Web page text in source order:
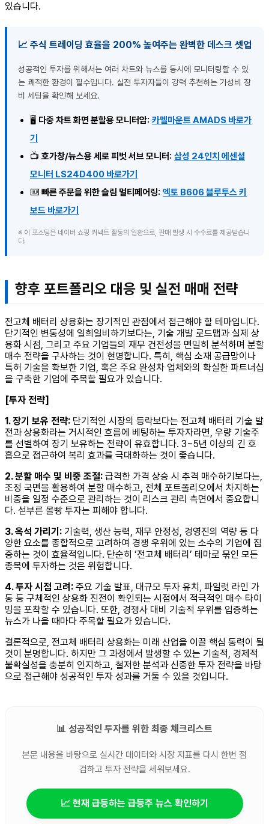
있습니다.
📈 주식 트레이딩 효율을 200% 높여주는 완벽한 데스크 셋업
성공적인 투자를 위해서는 여러 차트와 뉴스를 동시에 모니터링할 수 있
는 쾌적한 환경이 필수입니다. 실전 투자자들이 강력 추천하는 가성비 장
비 세팅을 확인해 보세요.
🖥️ 다중 차트 화면 분할용 모니터암: 카멜마운트 AMADS 바로가
기
📺 호가창/뉴스용 세로 피벗 서브 모니터: 삼성 24인치 에센셜
모니터 LS24D400 바로가기
⌨️ 빠른 주문을 위한 슬림 멀티페어링: 엑토 B606 블루투스 키
보드 바로가기
※ 이 포스팅은 네이버 쇼핑 커넥트 활동의 일환으로, 판매 발생 시 수수료를 제공받습니
다.
향후 포트폴리오 대응 및 실전 매매 전략
전고체 배터리 상용화는 장기적인 관점에서 접근해야 할 테마입니다.
단기적인 변동성에 일희일비하기보다는, 기술 개발 로드맵과 실제 상
용화 시점, 그리고 주요 기업들의 재무 건전성을 면밀히 분석하며 분할
매수 전략을 구사하는 것이 현명합니다. 특히, 핵심 소재 공급망이나
특허 기술을 확보한 기업, 혹은 주요 완성차 업체와의 확실한 파트너십
을 구축한 기업에 주목할 필요가 있습니다.
[투자 전략]
1. 장기 보유 전략: 단기적인 시장의 등락보다는 전고체 배터리 기술 발
전과 상용화라는 거시적인 흐름에 베팅하는 투자자라면, 우량 기술주
를 선별하여 장기 보유하는 전략이 유효합니다. 3~5년 이상의 긴 호
흡으로 접근하여 복리 효과를 극대화하는 것이 좋습니다.
2. 분할 매수 및 비중 조절: 급격한 가격 상승 시 추격 매수하기보다는,
조정 국면을 활용하여 분할 매수하고, 전체 포트폴리오에서 차지하는
비중을 일정 수준으로 관리하는 것이 리스크 관리 측면에서 중요합니
다. 섣부른 몰빵 투자는 피해야 합니다.
3. 옥석 가리기: 기술력, 생산 능력, 재무 안정성, 경영진의 역량 등 다
양한 요소를 종합적으로 고려하여 경쟁 우위에 있는 소수의 기업에 집
중하는 것이 효율적입니다. 단순히 ‘전고체 배터리’ 테마로 묶인 모든
종목에 투자하는 것은 위험합니다.
4. 투자 시점 고려: 주요 기술 발표, 대규모 투자 유치, 파일럿 라인 가
동 등 구체적인 상용화 진전이 확인되는 시점에서 적극적인 매수 타이
밍을 포착할 수 있습니다. 또한, 경쟁사 대비 기술적 우위를 입증하는
뉴스가 나올 때마다 주목할 필요가 있습니다.
결론적으로, 전고체 배터리 상용화는 미래 산업을 이끌 핵심 동력이 될
것이 분명합니다. 하지만 그 과정에서 발생할 수 있는 기술적, 경제적
불확실성을 충분히 인지하고, 철저한 분석과 신중한 투자 전략을 바탕
으로 접근해야 성공적인 투자 성과를 거둘 수 있을 것입니다.
📊 성공적인 투자를 위한 최종 체크리스트
본문 내용을 바탕으로 실시간 데이터와 시장 지표를 다시 한번 점
검하고 투자 전략을 세워보세요.
📈 현재 급등하는 급등주 뉴스 확인하기